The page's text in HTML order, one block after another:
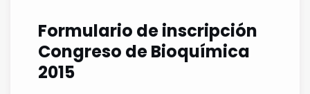
Formulario de inscripción
Congreso de Bioquímica
2015